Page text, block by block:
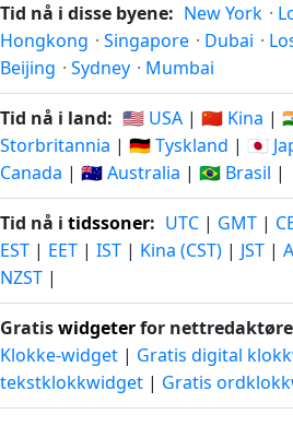
Tid nå i disse byene: New York ·
Hongkong · Singapore · Dubai ·
Beijing · Sydney · Mumbai
Tid nå i land: 🇺🇸 USA | 🇨🇳 Kina |
Storbritannia | 🇩🇪 Tyskland | 🇯🇵
Canada | 🇦🇺 Australia | 🇧🇷 Brasil |
Tid nå i tidssoner: UTC | GMT |
EST | EET | IST | Kina (CST) | JST |
NZST |
Gratiswidgeterfor
Klokke-widget | Gratis digital
tekstklokkwidget | Gratis